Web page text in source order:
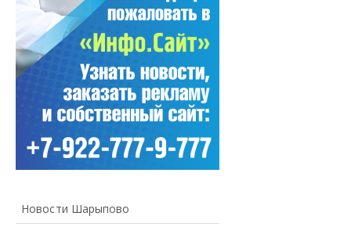
Новости Шарыпово